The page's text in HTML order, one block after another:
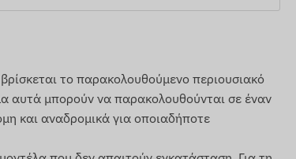
το παρακολουθούμενο περιουσιακό
αυτά μπορούν να παρακολουθούνται σε έναν
και αναδρομικά για οποιαδήποτε